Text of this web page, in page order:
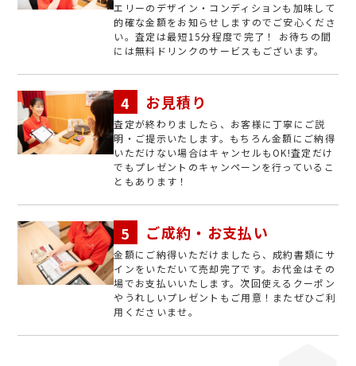
エリーのデザイン・コンディションも加味して
的確な金額をお知らせしますのでご安心くださ
い。査定は最短15分程度で完了！ お待ちの間
には無料ドリンクのサービスもございます。
お見積り
査定が終わりましたら、お客様に丁寧にご説
明・ご提示いたします。もちろん金額にご納得
いただけない場合はキャンセルもOK!査定だけ
でもプレゼントのキャンペーンを行っているこ
ともあります！
ご成約・お支払い
金額にご納得いただけましたら、成約書類にサ
インをいただいて売却完了です。お代金はその
場でお支払いいたします。次回使えるクーポン
やうれしいプレゼントもご用意！またぜひご利
用くださいませ。